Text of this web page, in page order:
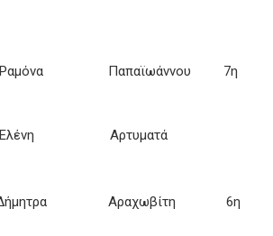
Παπαϊωάννου 7η
Αρτυματά
Αραχωβίτη 6η